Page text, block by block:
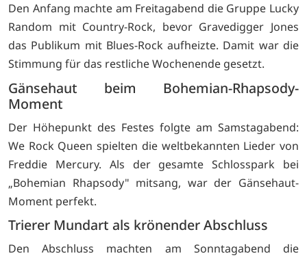
Den Anfang machte am Freitagabend die Gruppe Lucky
Random mit Country-Rock, bevor Gravedigger Jones
das Publikum mit Blues-Rock aufheizte. Damit war die
Stimmung für das restliche Wochenende gesetzt.
Gänsehaut beim Bohemian-Rhapsody-
Moment
Der Höhepunkt des Festes folgte am Samstagabend:
We Rock Queen spielten die weltbekannten Lieder von
Freddie Mercury. Als der gesamte Schlosspark bei
„Bohemian Rhapsody" mitsang, war der Gänsehaut-
Moment perfekt.
Trierer Mundart als krönender Abschluss
Den Abschluss machten am Sonntagabend die